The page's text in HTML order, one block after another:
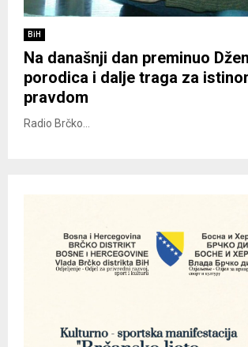
BiH
Na današnji dan preminuo
porodica i dalje traga za
pravdom
Radio Brčko...